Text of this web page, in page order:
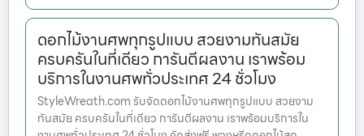
ดอกไม้งานศพทุกรูปแบบ สวยงามทันสมัย
ครบครันในที่เดียว การันตีผลงาน เราพร้อม
บริการในงานศพทั่วประเทศ 24 ชั่วโมง
StyleWreath.com รับจัดดอกไม้งานศพทุกรูปแบบ สวยงาม
ทันสมัย ครบครันในที่เดียว การันตีผลงาน เราพร้อมบริการใน